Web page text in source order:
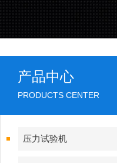
产品中心
PRODUCTS CENTER
压力试验机